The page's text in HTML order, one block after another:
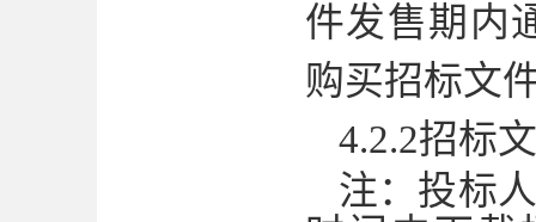
件发售期内
购买招标文
4.2.2招标
注：投标